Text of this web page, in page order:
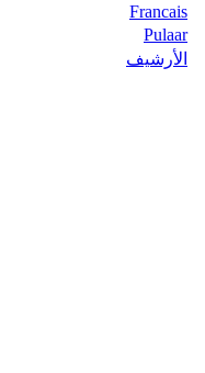
Francais
Pulaar
الأرشيف